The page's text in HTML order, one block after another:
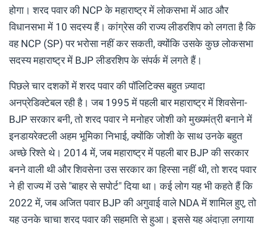
होगा। शरद पवार की NCP के महाराष्ट्र में लोकसभा में आठ और
विधानसभा में 10 सदस्य हैं। कांग्रेस की राज्य लीडरशिप को लगता है कि
वह NCP (SP) पर भरोसा नहीं कर सकती, क्योंकि उसके कुछ लोकसभा
सदस्य महाराष्ट्र में BJP लीडरशिप के संपर्क में लगते हैं।
पिछले चार दशकों में शरद पवार की पॉलिटिक्स बहुत ज़्यादा
अनप्रेडिक्टेबल रही है। जब 1995 में पहली बार महाराष्ट्र में शिवसेना-
BJP सरकार बनी, तो शरद पवार ने मनोहर जोशी को मुख्यमंत्री बनाने में
इनडायरेक्टली अहम भूमिका निभाई, क्योंकि जोशी के साथ उनके बहुत
अच्छे रिश्ते थे। 2014 में, जब महाराष्ट्र में पहली बार BJP की सरकार
बनने वाली थी और शिवसेना उस सरकार का हिस्सा नहीं थी, तो शरद पवार
ने ही राज्य में उसे "बाहर से सपोर्ट" दिया था। कई लोग यह भी कहते हैं कि
2022 में, जब अजित पवार BJP की अगुवाई वाले NDA में शामिल हुए, तो
यह उनके चाचा शरद पवार की सहमति से हुआ। इससे यह अंदाज़ा लगाया